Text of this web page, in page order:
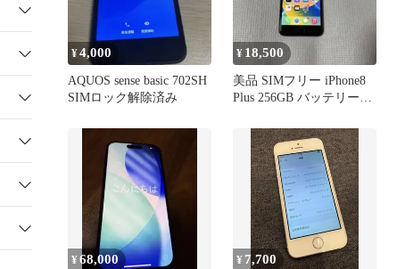
¥4,000
AQUOS sense basic 702SH
SIMロック解除済み
¥ 18,500
美品 SIMフリー iPhone8
Plus 256GB バッテリー
¥68,000 ¥ 7,700